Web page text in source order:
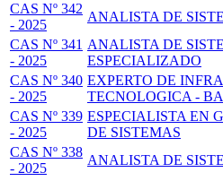
CAS Nº 342
- 2025
ANALISTA DE
CAS Nº 341
- 2025
ANALISTA DE
ESPECIALIZADO
CAS Nº 340
- 2025
EXPERTO DE
TECNOLOGICA -
CAS Nº 339
- 2025
ESPECIALISTA EN
DE SISTEMAS
CAS Nº 338
- 2025
ANALISTA DE